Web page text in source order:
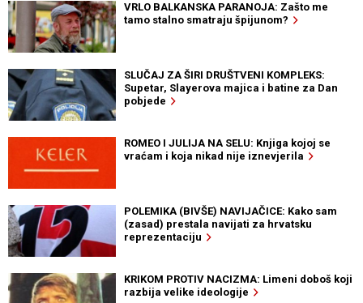
VRLO BALKANSKA PARANOJA: Zašto me
tamo stalno smatraju špijunom?
SLUČAJ ZA ŠIRI DRUŠTVENI KOMPLEKS:
Supetar, Slayerova majica i batine za Dan
pobjede
ROMEO I JULIJA NA SELU: Knjiga kojoj se
vraćam i koja nikad nije iznevjerila
POLEMIKA (BIVŠE) NAVIJAČICE: Kako sam
(zasad) prestala navijati za hrvatsku
reprezentaciju
KRIKOM PROTIV NACIZMA: Limeni doboš koji
razbija velike ideologije